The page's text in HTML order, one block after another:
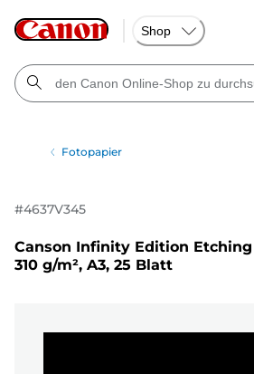
Shop
Fotopapier
#4637V345
Canson Infinity Edition
310 g/m², A3, 25 Blatt